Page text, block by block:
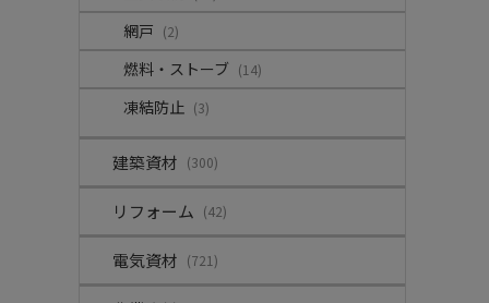
網戸 (2)
燃料・ストーブ (14)
凍結防止 (3)
建築資材 (300)
リフォーム (42)
電気資材 (721)